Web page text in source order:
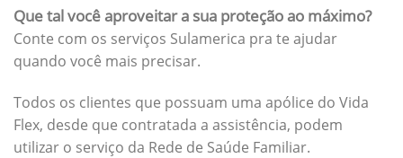
Que tal você aproveitar a sua proteção ao máximo?
Conte com os serviços Sulamerica pra te ajudar
quando você mais precisar.
Todos os clientes que possuam uma apólice do Vida
Flex, desde que contratada a assistência, podem
utilizar o serviço da Rede de Saúde Familiar.